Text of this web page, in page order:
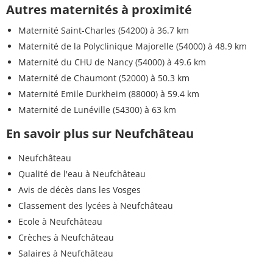
Autres maternités à proximité
Maternité Saint-Charles (54200) à 36.7 km
Maternité de la Polyclinique Majorelle (54000) à 48.9 km
Maternité du CHU de Nancy (54000) à 49.6 km
Maternité de Chaumont (52000) à 50.3 km
Maternité Emile Durkheim (88000) à 59.4 km
Maternité de Lunéville (54300) à 63 km
En savoir plus sur Neufchâteau
Neufchâteau
Qualité de l'eau à Neufchâteau
Avis de décès dans les Vosges
Classement des lycées à Neufchâteau
Ecole à Neufchâteau
Crèches à Neufchâteau
Salaires à Neufchâteau